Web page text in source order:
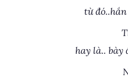
từ
hay là.. bày